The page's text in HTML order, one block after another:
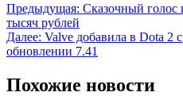
Предыдущая: Сказочный голос
тысяч рублей
Далее: Valve добавила в Dota 2
обновлении 7.41
Похожие новости